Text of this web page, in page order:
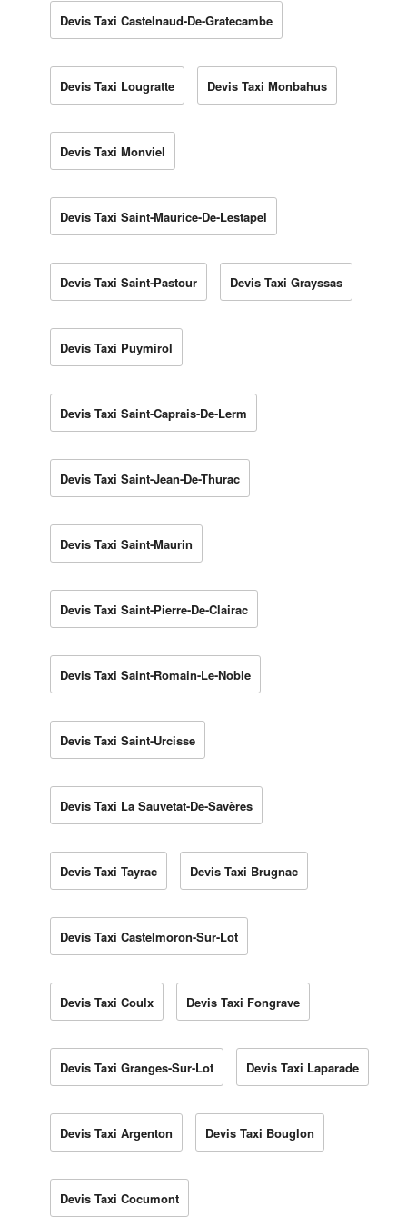
Devis Taxi Castelnaud-De-Gratecambe
Devis Taxi Lougratte Devis Taxi Monbahus
Devis Taxi Monviel
Devis Taxi Saint-Maurice-De-Lestapel
Devis Taxi Saint-Pastour Devis Taxi Grayssas
Devis Taxi Puymirol
Devis Taxi Saint-Caprais-De-Lerm
Devis Taxi Saint-Jean-De-Thurac
Devis Taxi Saint-Maurin
Devis Taxi Saint-Pierre-De-Clairac
Devis Taxi Saint-Romain-Le-Noble
Devis Taxi Saint-Urcisse
Devis Taxi La Sauvetat-De-Savères
Devis Taxi Tayrac Devis Taxi Brugnac
Devis Taxi Castelmoron-Sur-Lot
Devis Taxi Coulx Devis Taxi Fongrave
Devis Taxi Granges-Sur-Lot Devis Taxi Laparade
Devis Taxi Argenton Devis Taxi Bouglon
Devis Taxi Cocumont